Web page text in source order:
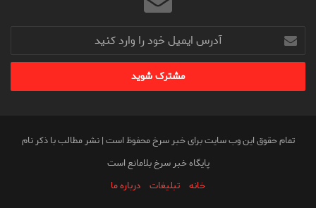
آدرس
ایمیل
خود
وارد
تمام حقوق این وب سایت برای خبر سرخ محفوظ است | نشر مطالب با ذکر نام
پایگاه خبر سرخ بلامانع است
خانه
تبلیغات درباره ما